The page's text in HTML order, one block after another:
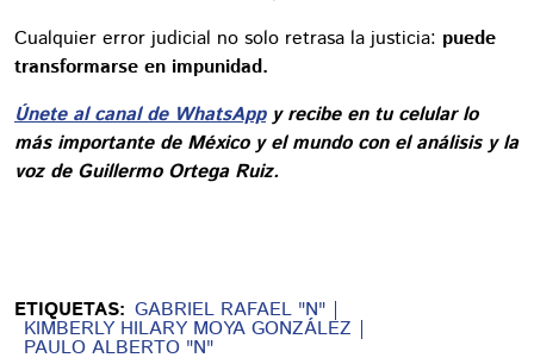
Cualquier error judicial no solo retrasa la justicia: puede
transformarse en impunidad.
Únete al canal de WhatsAppy recibe en tu celular lo
más importante de México y el mundo con el análisis y la
voz de Guillermo Ortega Ruiz.
ETIQUETAS: GABRIEL RAFAEL "N"
KIMBERLY HILARY MOYA GONZÁLEZ
PAULO ALBERTO "N"